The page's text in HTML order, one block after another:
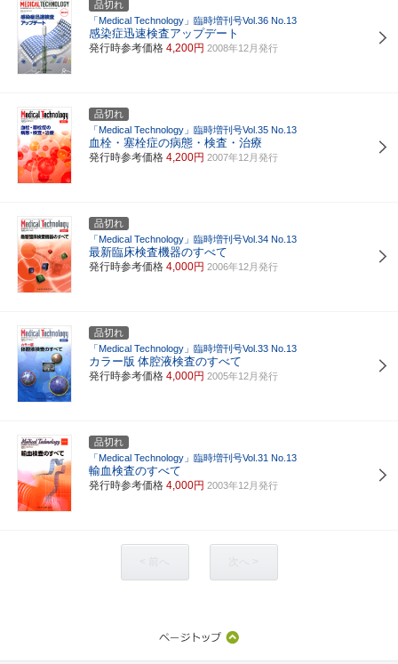
品切れ
「Medical Technology」臨時増刊号Vol.36 No.13
感染症迅速検査アップデート
発行時参考価格 4,200円 2008年12月発行
品切れ
「Medical Technology」臨時増刊号Vol.35 No.13
血栓・塞栓症の病態・検査・治療
発行時参考価格 4,200円 2007年12月発行
品切れ
「Medical Technology」臨時増刊号Vol.34 No.13
最新臨床検査機器のすべて
発行時参考価格 4,000円 2006年12月発行
品切れ
「Medical Technology」臨時増刊号Vol.33 No.13
カラー版 体腔液検査のすべて
発行時参考価格 4,000円 2005年12月発行
品切れ
「Medical Technology」臨時増刊号Vol.31 No.13
輸血検査のすべて
発行時参考価格 4,000円 2003年12月発行